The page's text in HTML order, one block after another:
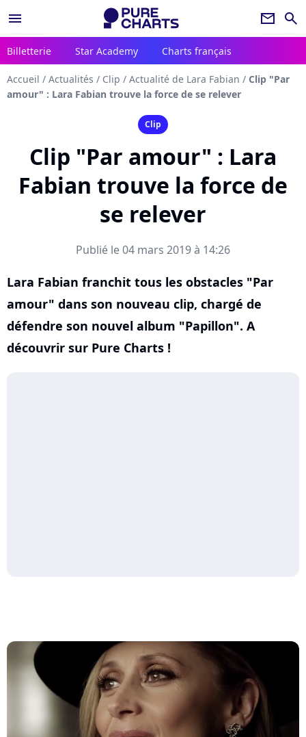
menu newsletter search
Billetterie Star Academy Charts français
Accueil / Actualités / Clip / Actualité de Lara Fabian / Clip "Par
amour" : Lara Fabian trouve la force de se relever
Clip
Clip "Par amour" : Lara
Fabian trouve la force de
se relever
Publié le 04 mars 2019 à 14:26
Lara Fabian franchit tous les obstacles "Par
amour" dans son nouveau clip, chargé de
défendre son nouvel album "Papillon". A
découvrir sur Pure Charts !